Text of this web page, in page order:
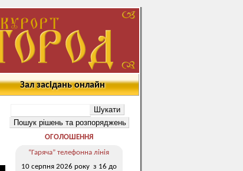
Зал засідань онлайн
ОГОЛОШЕННЯ
“Гаряча” телефонна лінія
10 серпня 2026 року з 16 до